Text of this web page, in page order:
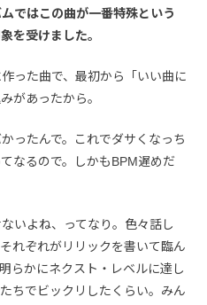
ではこの曲が一番特殊という
を受けました。
った曲で、最初から「いい曲に
があったから。
ったんで。これでダサくなっち
なるので。しかもBPM遅めだ
いよね、ってなり。色々話し
れぞれがリリックを書いて臨ん
らかにネクスト・レベルに達し
ちでビックリしたくらい。みん